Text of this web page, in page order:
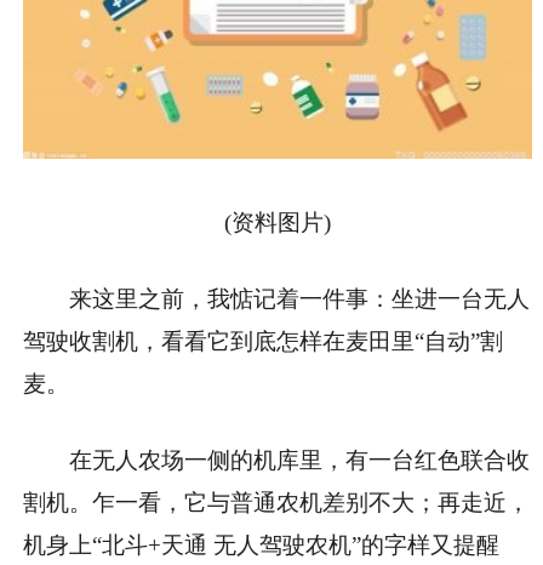
(资料图片)
来这里之前，我惦记着一件事：坐进一台无人
驾驶收割机，看看它到底怎样在麦田里“自动”割
麦。
在无人农场一侧的机库里，有一台红色联合收
割机。乍一看，它与普通农机差别不大；再走近，
机身上“北斗+天通 无人驾驶农机”的字样又提醒